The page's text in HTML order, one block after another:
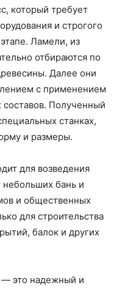
который требует
и строгого
Ламели, из
отбираются по
Далее они
с применением
составов. Полученный
станках,
и размеры.
для возведения
небольших бань и
и общественных
для строительства
балок и других
— это надежный и